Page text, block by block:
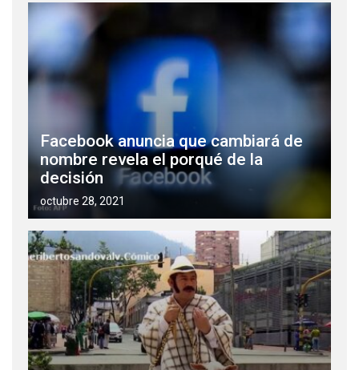
Facebook anuncia que cambiará de
nombre revela el porqué de la
decisión
octubre 28, 2021